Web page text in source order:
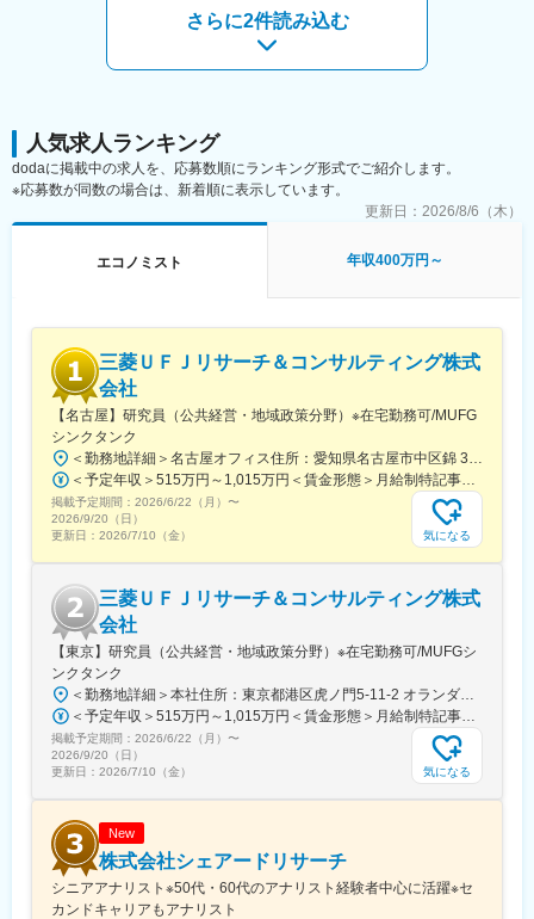
調査出身の方にもご活躍いただける内容です。
バイサイド・セルサイドのように「株を買ってもらう」目的のレ
投資家が自らの判断で投資可否を考えられる環境づくりに貢献で
きます。執筆者名は表に出ないため、個人名よりもアウトプット
の質で勝負したい職人志向の方に最適です。
1社あたり約50ページを書き込むため、ビジネスモデルの理解や
財務分析の深さは証券会社以上のレベルを目指せます。全員でレ
ら多くを吸収できる点も魅力です。
組織は取締役が部長を務め、アナリスト25名が在籍。20～60代ま
で幅広い年代が活躍しています。中途入社者は、証券会社のバイ
サイド・セルサイドアナリストや銀行調査部出身者が中心です。
担当セクターは、各人の経験や得意分野を参考にしつつ、基本的
には幅広い業界をお任せします。ただし、担当銘柄が過度に偏る
場合や、どうしても対応が難しい業界は調整します。
クライアントからの「書いてほしい／ほしくない」要望には丁寧
に耳を傾けつつ、投資家の判断に必要な情報は守るというスタン
スで、表現面を工夫しながら合意形成を図っています。
さらに2件読み込む
人気求人ランキング
dodaに掲載中の求人を、応募数順にランキング形式でご紹介します。
※応募数が同数の場合は、新着順に表示しています。
更新日： 2026/8/6（木）
エコノミスト 年収400万円～
三菱ＵＦＪリサーチ＆コンサルティング株式
会社
【名古屋】研究員（公共経営・地域政策分野）※在宅勤務可/MUFG
シンクタンク
＜勤務地詳細＞名古屋オフィス住所：愛知県名古屋市中区錦 3-21-24 勤務地最寄駅：地下鉄東山線線／伏見駅・栄駅駅受動喫煙対策：屋内全面禁煙変更の範囲：会社の定める事業所（リモートワーク含む）
＜予定年収＞515万円～1,015万円＜賃金形態＞月給制特記事項なし＜賃金内訳＞月額（基本給）：205,000円～407,000円その他固定手当/月：52,000円固定残業手当/月：76,270円～136,120円（固定残業時間38時間30分/月）超過した時間外労働の残業手当は追加支給＜月給＞333,270円～595,120円（一律手当を含む）＜昇給有無＞有＜残業手当＞有＜給与補足＞■賞与：年2回（6月、12月）※業績連動※給与詳細は経験・能力・前給等を考慮し、同社規定により決定します。※固定残業代相当時間を超える時間外労働分について、割増賃金の支給なし（深夜労働・休日労働の場合は別途割増賃金あり）賃金はあくまでも目安の金額であり、選考を通じて上下する可能性があります。月給(月額)は固定手当を含めた表記です。
掲載予定期間： 2026/6/22（月） 〜
2026/9/20（日）
更新日： 2026/7/10（金） 気になる
三菱ＵＦＪリサーチ＆コンサルティング株式
会社
【東京】研究員（公共経営・地域政策分野）※在宅勤務可/MUFGシ
ンクタンク
＜勤務地詳細＞本社住所：東京都港区虎ノ門5-11-2 オランダヒルズ森タワー勤務地最寄駅：東京メトロ日比谷線／神谷町駅受動喫煙対策：屋内全面禁煙変更の範囲：会社の定める事業所（リモートワーク含む）
＜予定年収＞515万円～1,015万円＜賃金形態＞月給制特記事項なし＜賃金内訳＞月額（基本給）：205,000円～407,000円その他固定手当/月：52,000円固定残業手当/月：76,270円～136,120円（固定残業時間38時間30分/月）超過した時間外労働の残業手当は追加支給＜月給＞333,270円～595,120円（一律手当を含む）＜昇給有無＞有＜残業手当＞有＜給与補足＞■賞与：年2回（6月、12月）※業績連動※給与詳細は経験・能力・前給等を考慮し、同社規定により決定します。※固定残業代相当時間を超える時間外労働分について、割増賃金の支給なし（深夜労働・休日労働の場合は別途割増賃金あり）賃金はあくまでも目安の金額であり、選考を通じて上下する可能性があります。月給(月額)は固定手当を含めた表記です。
掲載予定期間： 2026/6/22（月） 〜
2026/9/20（日）
更新日： 2026/7/10（金） 気になる
New
株式会社シェアードリサーチ
シニアアナリスト※50代・60代のアナリスト経験者中心に活躍※セ
カンドキャリアもアナリスト